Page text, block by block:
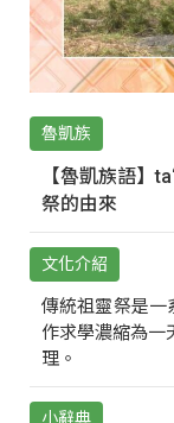
魯凱族
【魯凱族語】
祭的由來
文化介紹
傳統祖靈祭是一
作求學濃縮為一
理。
小辭典